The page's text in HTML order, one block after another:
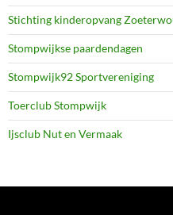
Stichting kinderopvang
Stompwijkse paardendagen
Stompwijk92 Sportvereniging
Toerclub Stompwijk
Ijsclub Nut en Vermaak